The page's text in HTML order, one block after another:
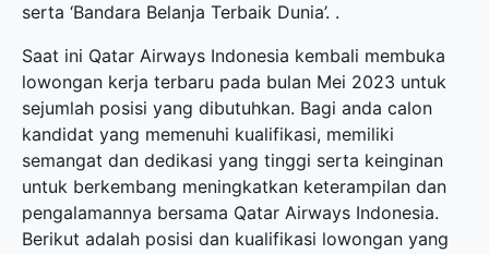
serta ‘Bandara Belanja Terbaik Dunia’. .
Saat ini Qatar Airways Indonesia kembali membuka
lowongan kerja terbaru pada bulan Mei 2023 untuk
sejumlah posisi yang dibutuhkan. Bagi anda calon
kandidat yang memenuhi kualifikasi, memiliki
semangat dan dedikasi yang tinggi serta keinginan
untuk berkembang meningkatkan keterampilan dan
pengalamannya bersama Qatar Airways Indonesia.
Berikut adalah posisi dan kualifikasi lowongan yang